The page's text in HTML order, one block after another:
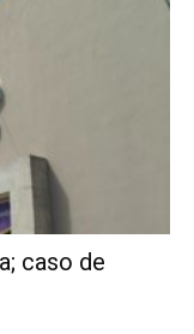
caso de